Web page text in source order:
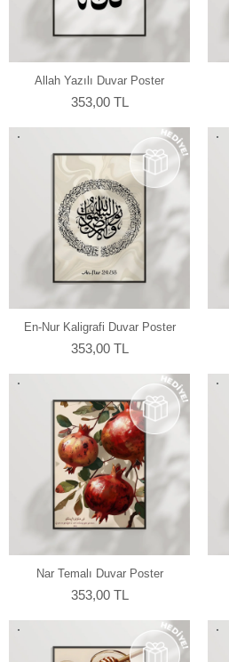
Allah Yazılı Duvar Poster
353,00 TL
En-Nur Kaligrafi Duvar Poster
353,00 TL
Nar Temalı Duvar Poster
353,00 TL